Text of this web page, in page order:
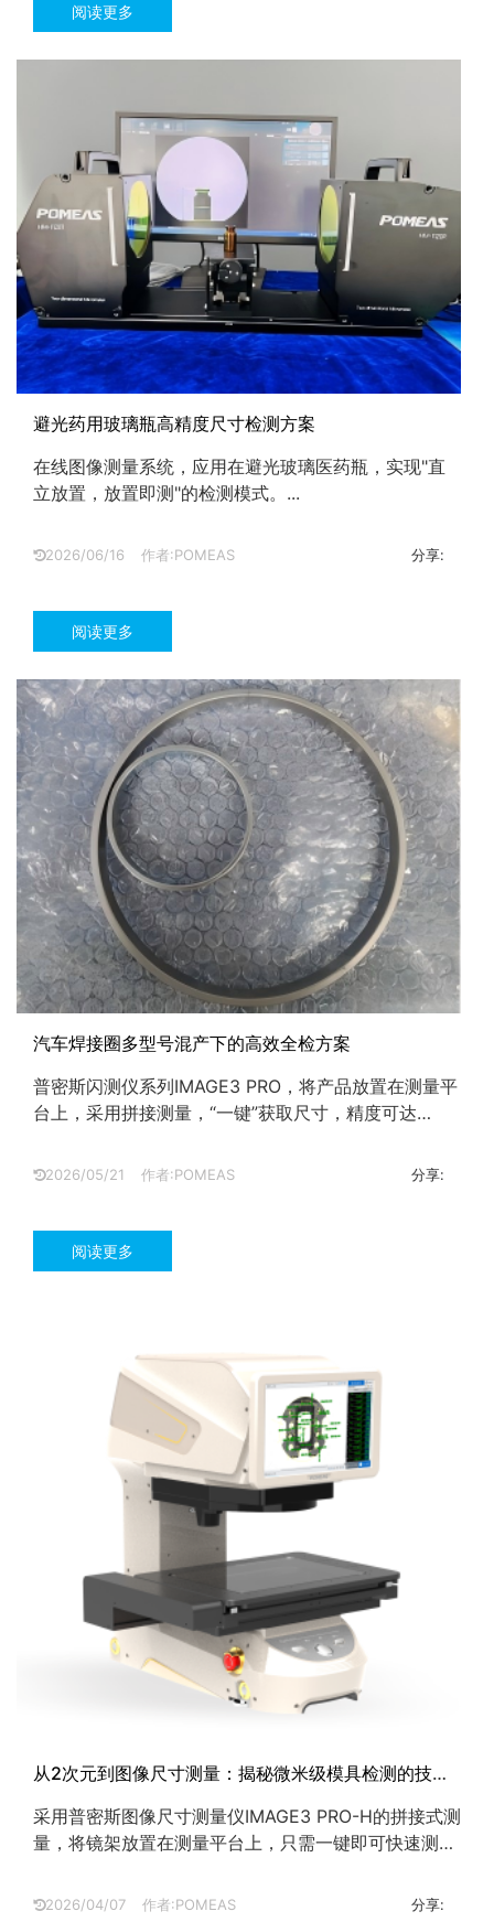
阅读更多
避光药用玻璃瓶高精度尺寸检测方案
在线图像测量系统，应用在避光玻璃医药瓶，实现"直
立放置，放置即测"的检测模式。...
2026/06/16 作者:POMEAS 分享:
阅读更多
汽车焊接圈多型号混产下的高效全检方案
普密斯闪测仪系列IMAGE3 PRO，将产品放置在测量平
台上，采用拼接测量，“一键”获取尺寸，精度可达
2026/05/21 作者:POMEAS 分享:
阅读更多
从2次元到图像尺寸测量：揭秘微米级模具检测的技术
采用普密斯图像尺寸测量仪IMAGE3 PRO-H的拼接式测
量，将镜架放置在测量平台上，只需一键即可快速测量
级。...
2026/04/07 作者:POMEAS 分享: